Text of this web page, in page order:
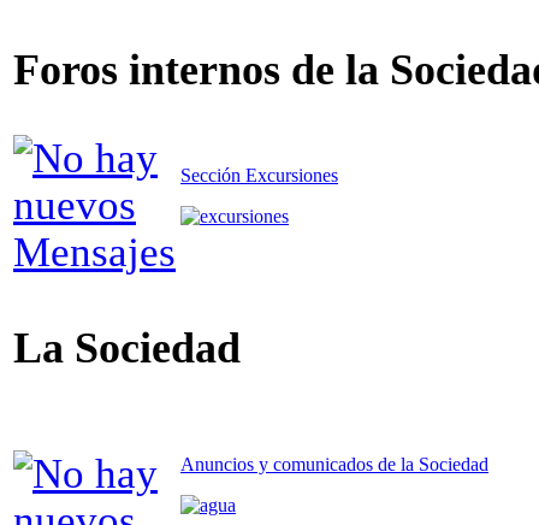
Foros internos de la
Sección Excursiones
La Sociedad
Anuncios y comunicados de la Sociedad